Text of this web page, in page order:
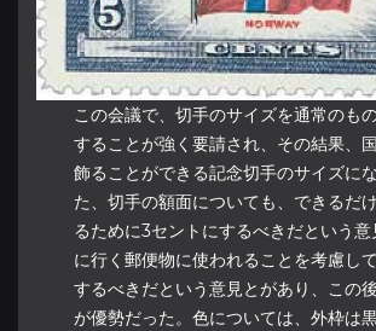
この会議で、切手のサイズを通常のも
することが強く要請され、その結果、
飾ることができる記念切手のサイズに
た、切手の額面についても、できるだ
るために3セントにするべきだという意
に行く郵便物に使われることを考慮し
するべきだという意見とがあり、この
が優勢だった。色については、外枠は